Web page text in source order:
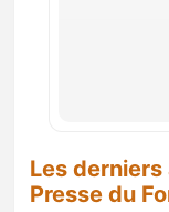
Les
Presse du